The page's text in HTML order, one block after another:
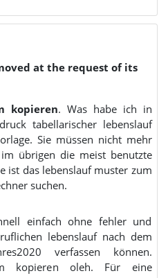
at the request of its
kopieren. Was habe ich in
tabellarischer lebenslauf
Sie müssen nicht mehr
übrigen die meist benutzte
ist das lebenslauf muster zum
suchen.
einfach ohne fehler und
lebenslauf nach dem
verfassen können.
kopieren oleh. Für eine